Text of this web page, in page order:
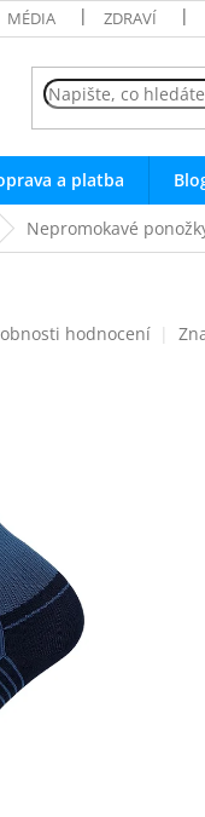
MÉDIA ZDRAVÍ
a platba
Nepromokavé
hodnocení